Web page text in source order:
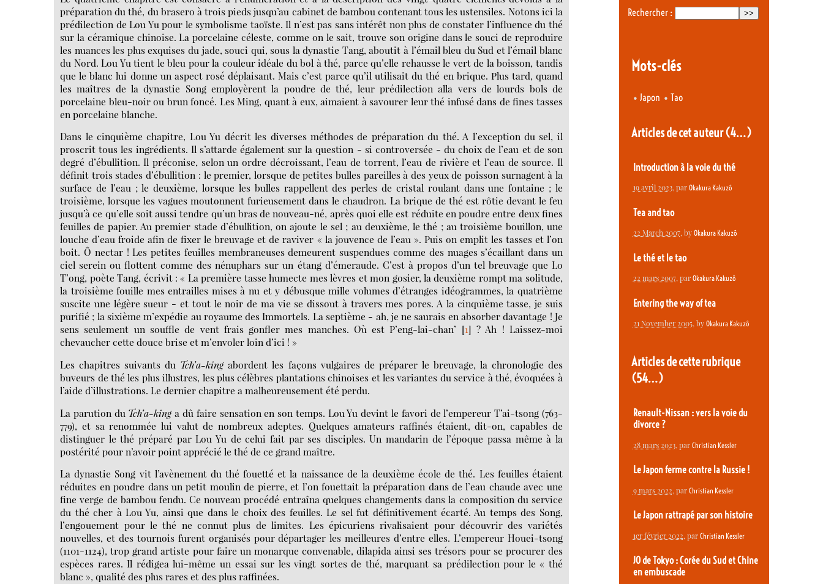
préparation du thé, du brasero à trois pieds jusqu’au cabinet de bambou contenant tous les ustensiles. Notons ici la
prédilection de Lou Yu pour le symbolisme taoïste. Il n’est pas sans intérêt non plus de constater l’influence du thé
sur la céramique chinoise. La porcelaine céleste, comme on le sait, trouve son origine dans le souci de reproduire
les nuances les plus exquises du jade, souci qui, sous la dynastie Tang, aboutit à l’émail bleu du Sud et l’émail blanc
du Nord. Lou Yu tient le bleu pour la couleur idéale du bol à thé, parce qu’elle rehausse le vert de la boisson, tandis
que le blanc lui donne un aspect rosé déplaisant. Mais c’est parce qu’il utilisait du thé en brique. Plus tard, quand
les maîtres de la dynastie Song employèrent la poudre de thé, leur prédilection alla vers de lourds bols de
porcelaine bleu-noir ou brun foncé. Les Ming, quant à eux, aimaient à savourer leur thé infusé dans de fines tasses
en porcelaine blanche.
Dans le cinquième chapitre, Lou Yu décrit les diverses méthodes de préparation du thé. A l’exception du sel, il
proscrit tous les ingrédients. Il s’attarde également sur la question - si controversée - du choix de l’eau et de son
degré d’ébullition. Il préconise, selon un ordre décroissant, l’eau de torrent, l’eau de rivière et l’eau de source. Il
définit trois stades d’ébullition : le premier, lorsque de petites bulles pareilles à des yeux de poisson surnagent à la
surface de l’eau ; le deuxième, lorsque les bulles rappellent des perles de cristal roulant dans une fontaine ; le
troisième, lorsque les vagues moutonnent furieusement dans le chaudron. La brique de thé est rôtie devant le feu
jusqu’à ce qu’elle soit aussi tendre qu’un bras de nouveau-né, après quoi elle est réduite en poudre entre deux fines
feuilles de papier. Au premier stade d’ébullition, on ajoute le sel ; au deuxième, le thé ; au troisième bouillon, une
louche d’eau froide afin de fixer le breuvage et de raviver « la jouvence de l’eau ». Puis on emplit les tasses et l’on
boit. Ô nectar ! Les petites feuilles membraneuses demeurent suspendues comme des nuages s’écaillant dans un
ciel serein ou flottent comme des nénuphars sur un étang d’émeraude. C’est à propos d’un tel breuvage que Lo
T’ong, poète Tang, écrivit : « La première tasse humecte mes lèvres et mon gosier, la deuxième rompt ma solitude,
la troisième fouille mes entrailles mises à nu et y débusque mille volumes d’étranges idéogrammes, la quatrième
suscite une légère sueur - et tout le noir de ma vie se dissout à travers mes pores. A la cinquième tasse, je suis
purifié ; la sixième m’expédie au royaume des Immortels. La septième - ah, je ne saurais en absorber davantage ! Je
sens seulement un souffle de vent frais gonfler mes manches. Où est P’eng-lai-chan’ [1] ? Ah ! Laissez-moi
chevaucher cette douce brise et m’envoler loin d’ici ! »
Les chapitres suivants du Tch’a-kingabordent les façons vulgaires de préparer le breuvage, la chronologie des
buveurs de thé les plus illustres, les plus célèbres plantations chinoises et les variantes du service à thé, évoquées à
l’aide d’illustrations. Le dernier chapitre a malheureusement été perdu.
La parution du Tch’a-kinga dû faire sensation en son temps. Lou Yu devint le favori de l’empereur T’ai-tsong (763-
779), et sa renommée lui valut de nombreux adeptes. Quelques amateurs raffinés étaient, dit-on, capables de
distinguer le thé préparé par Lou Yu de celui fait par ses disciples. Un mandarin de l’époque passa même à la
postérité pour n’avoir point apprécié le thé de ce grand maître.
La dynastie Song vit l’avènement du thé fouetté et la naissance de la deuxième école de thé. Les feuilles étaient
réduites en poudre dans un petit moulin de pierre, et l’on fouettait la préparation dans de l’eau chaude avec une
fine verge de bambou fendu. Ce nouveau procédé entraîna quelques changements dans la composition du service
du thé cher à Lou Yu, ainsi que dans le choix des feuilles. Le sel fut définitivement écarté. Au temps des Song,
l’engouement pour le thé ne connut plus de limites. Les épicuriens rivalisaient pour découvrir des variétés
nouvelles, et des tournois furent organisés pour départager les meilleures d’entre elles. L’empereur Houei-tsong
(1101-1124), trop grand artiste pour faire un monarque convenable, dilapida ainsi ses trésors pour se procurer des
espèces rares. Il rédigea lui-même un essai sur les vingt sortes de thé, marquant sa prédilection pour le « thé
blanc », qualité des plus rares et des plus raffinées.
Rechercher :
Mots-clés
• Japon •Tao
Articles de cet auteur(4…)
Introduction à la voie du thé
19 avril 2023, par Okakura Kakuzô
Tea and tao
22 March 2007, by Okakura Kakuzô
Le thé et le tao
22 mars 2007, par Okakura Kakuzô
Entering the way of tea
21 November 2005, by Okakura Kakuzô
Articles de cette rubrique
(54…)
Renault-Nissan : vers la voie du
divorce ?
28 mars 2023, par Christian Kessler
Le Japon ferme contre la Russie !
9 mars 2022, par Christian Kessler
Le Japon rattrapé par son histoire
1er février 2022, par Christian Kessler
JO de Tokyo : Corée du Sud et Chine
en embuscade